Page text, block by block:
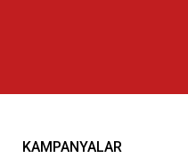
KAMPANYALAR